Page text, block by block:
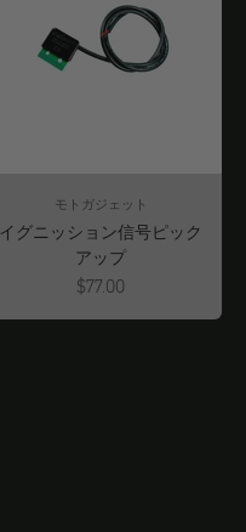
モトガジェット
イグニッション信号ピック
アップ
Angebot
$77.00